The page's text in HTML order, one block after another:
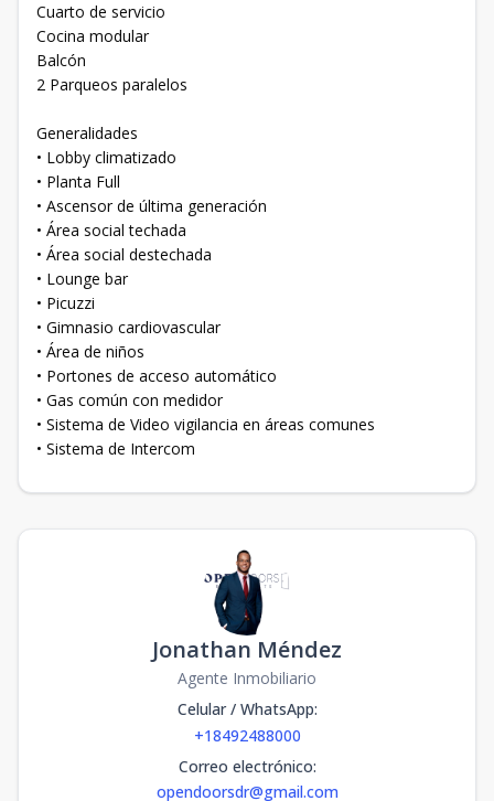
Cuarto de servicio
Cocina modular
Balcón
2 Parqueos paralelos
Generalidades
• Lobby climatizado
• Planta Full
• Ascensor de última generación
• Área social techada
• Área social destechada
• Lounge bar
• Picuzzi
• Gimnasio cardiovascular
• Área de niños
• Portones de acceso automático
• Gas común con medidor
• Sistema de Video vigilancia en áreas comunes
• Sistema de Intercom
Jonathan Méndez
Agente Inmobiliario
Celular / WhatsApp:
+18492488000
Correo electrónico:
opendoorsdr@gmail.com